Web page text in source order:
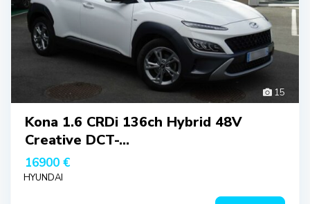
15
Kona 1.6 CRDi 136ch Hybrid 48V
Creative DCT-...
16900 €
HYUNDAI